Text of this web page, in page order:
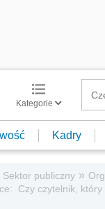
Kategorie
Kadry
Sektor publiczny »
Czy czytelnik, który